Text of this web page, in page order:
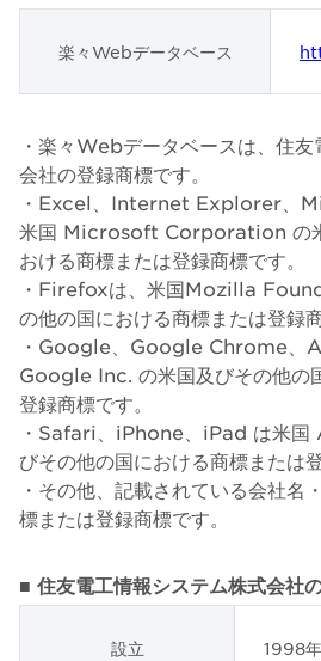
楽々Webデータベース
・楽々Webデータベースは、住
会社の登録商標です。
・Excel、Internet Explorer、
米国 Microsoft Corporation の
おける商標または登録商標です。
・Firefoxは、米国Mozilla
の他の国における商標または登録商
・Google、Google Chrome、
Google Inc. の米国及びその他の
登録商標です。
・Safari、iPhone、iPad は米国
びその他の国における商標または
・その他、記載されている会社名
標または登録商標です。
■ 住友電工情報システム株式会社
設立 1998